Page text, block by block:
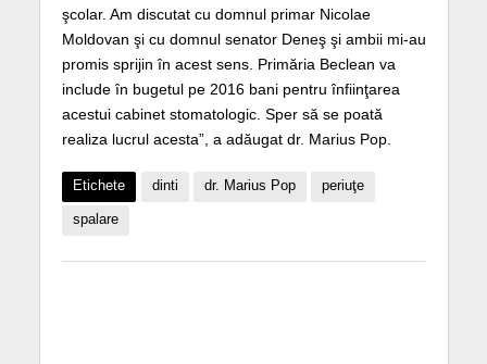
şcolar. Am discutat cu domnul primar Nicolae
Moldovan şi cu domnul senator Deneş şi ambii mi-au
promis sprijin în acest sens. Primăria Beclean va
include în bugetul pe 2016 bani pentru înfiinţarea
acestui cabinet stomatologic. Sper să se poată
realiza lucrul acesta”, a adăugat dr. Marius Pop.
Etichete dinti dr. Marius Pop periuţe
spalare